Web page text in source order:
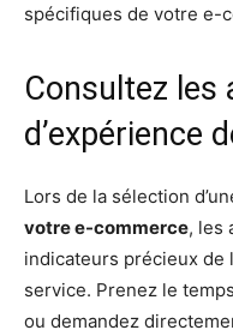
spécifiques de votre e-
Consultez les
d’expérience
Lors de la sélection
votre e-commerce, les
indicateurs précieux de
service. Prenez le
ou demandez